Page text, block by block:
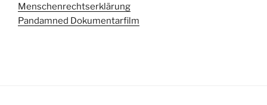
Menschenrechtserklärung
Pandamned Dokumentarfilm